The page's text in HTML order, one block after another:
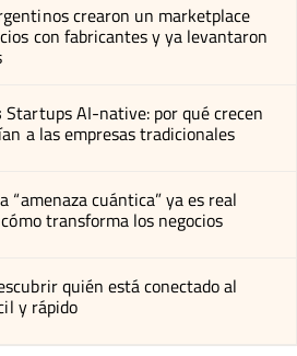
crearon un marketplace
con fabricantes y ya levantaron
Startups AI-native: por qué crecen
a las empresas tradicionales
“amenaza cuántica” ya es real
transforma los negocios
quién está conectado al
y rápido